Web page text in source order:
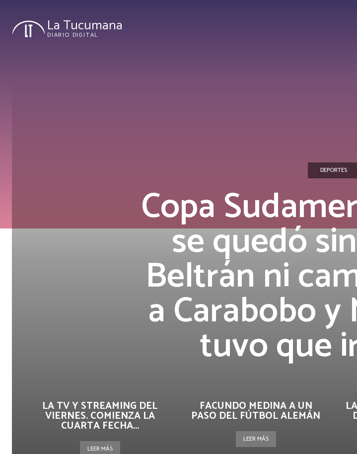
La Tucumana
DIARIO DIGITAL
DEPORTES
Copa
se quedó
Beltrán ni
a Carabobo
tuvo que
LA TV Y STREAMING DEL
VIERNES. COMIENZA LA
CUARTA FECHA...
LEER MÁS
FACUNDO MEDINA A UN
PASO DEL FÚTBOL ALEMÁN
LEER MÁS